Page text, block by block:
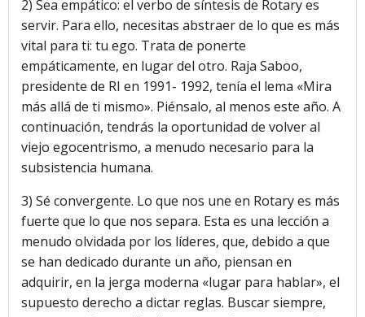
2) Sea empático: el verbo de síntesis de Rotary es
servir. Para ello, necesitas abstraer de lo que es más
vital para ti: tu ego. Trata de ponerte
empáticamente, en lugar del otro. Raja Saboo,
presidente de RI en 1991- 1992, tenía el lema «Mira
más allá de ti mismo». Piénsalo, al menos este año. A
continuación, tendrás la oportunidad de volver al
viejo egocentrismo, a menudo necesario para la
subsistencia humana.
3) Sé convergente. Lo que nos une en Rotary es más
fuerte que lo que nos separa. Esta es una lección a
menudo olvidada por los líderes, que, debido a que
se han dedicado durante un año, piensan en
adquirir, en la jerga moderna «lugar para hablar», el
supuesto derecho a dictar reglas. Buscar siempre,